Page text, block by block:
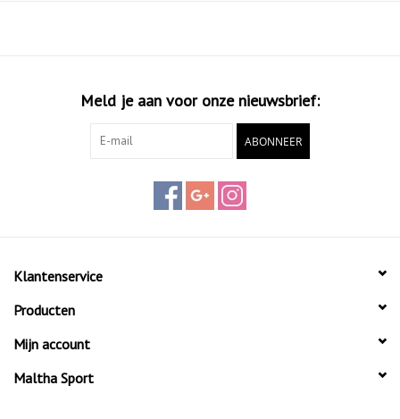
Meld je aan voor onze nieuwsbrief:
ABONNEER
Klantenservice
Producten
Mijn account
Maltha Sport